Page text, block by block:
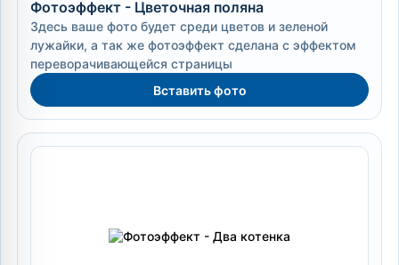
Фотоэффект - Цветочная поляна
Здесь ваше фото будет среди цветов и зеленой
лужайки, а так же фотоэффект сделана с эффектом
переворачивающейся страницы
Вставить фото